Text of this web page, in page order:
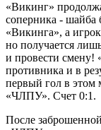
«Викинг»
соперника - шайба
«Викинга», а
но получается
и провести смену!
противника и в
первый гол в этом
«ЧЛПУ». Счет 0:1.
После